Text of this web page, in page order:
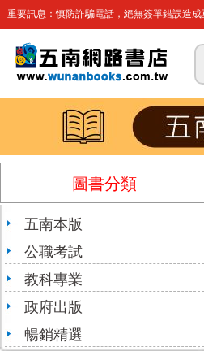
重要訊息：慎防詐騙電話，絕無簽單錯誤造
圖書分類
五南本版
公職考試
教科專業
政府出版
暢銷精選